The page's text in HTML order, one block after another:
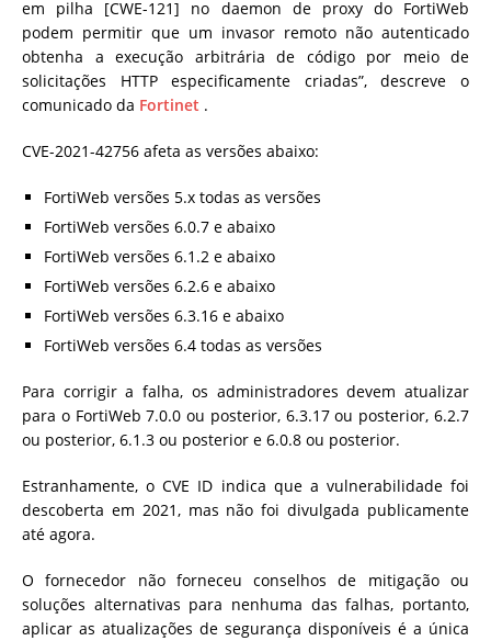
em pilha [CWE-121] no daemon de proxy do FortiWeb
podem permitir que um invasor remoto não autenticado
obtenha a execução arbitrária de código por meio de
solicitações HTTP especificamente criadas”, descreve o
comunicado da Fortinet .
CVE-2021-42756 afeta as versões abaixo:
FortiWeb versões 5.x todas as versões
FortiWeb versões 6.0.7 e abaixo
FortiWeb versões 6.1.2 e abaixo
FortiWeb versões 6.2.6 e abaixo
FortiWeb versões 6.3.16 e abaixo
FortiWeb versões 6.4 todas as versões
Para corrigir a falha, os administradores devem atualizar
para o FortiWeb 7.0.0 ou posterior, 6.3.17 ou posterior, 6.2.7
ou posterior, 6.1.3 ou posterior e 6.0.8 ou posterior.
Estranhamente, o CVE ID indica que a vulnerabilidade foi
descoberta em 2021, mas não foi divulgada publicamente
até agora.
O fornecedor não forneceu conselhos de mitigação ou
soluções alternativas para nenhuma das falhas, portanto,
aplicar as atualizações de segurança disponíveis é a única